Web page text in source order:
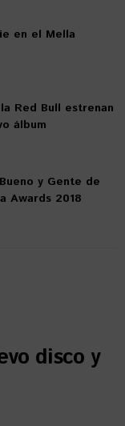
en el Mella
Red Bull estrenan
álbum
y Gente de
Awards 2018
disco y